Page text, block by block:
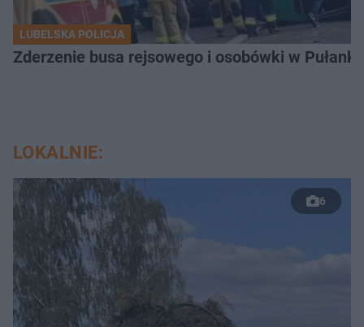
LUBELSKA POLICJA
Zderzenie busa rejsowego i osobówki w
LOKALNIE:
6